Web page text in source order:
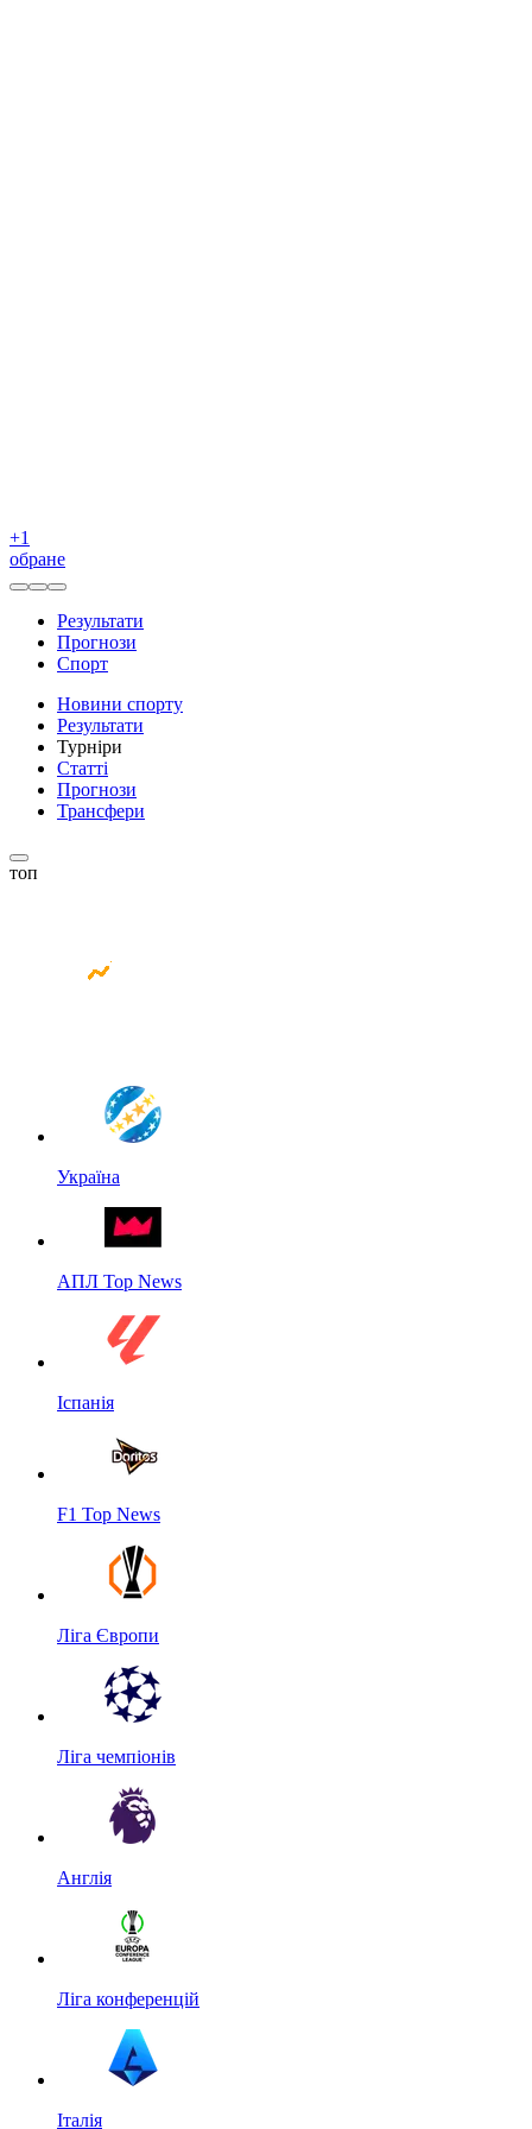
+1
обране
Результати
Прогнози
Спорт
Новини спорту
Результати
Турніри
Статті
Прогнози
Трансфери
топ
Україна
АПЛ Top News
Іспанія
F1 Top News
Ліга Європи
Ліга чемпіонів
Англія
Ліга конференцій
Італія